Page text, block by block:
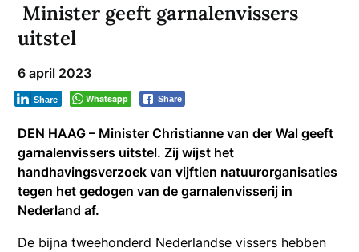
Minister geeft garnalenvissers
uitstel
6 april 2023
Whatsapp Share
Share
DEN HAAG – Minister Christianne van der Wal geeft
garnalenvissers uitstel. Zij wijst het
handhavingsverzoek van vijftien natuurorganisaties
tegen het gedogen van de garnalenvisserij in
Nederland af.
De bijna tweehonderd Nederlandse vissers hebben